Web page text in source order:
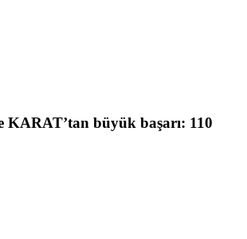
büyük başarı: 110